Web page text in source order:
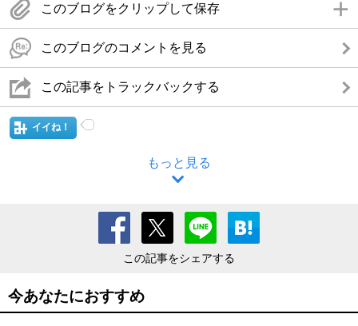
このブログをクリップして保存
このブログのコメントを見る
この記事をトラックバックする
イイね！
もっと見る
この記事をシェアする
今あなたにおすすめ